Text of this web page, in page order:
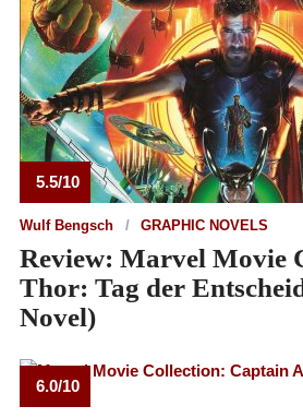
5.5/10
Wulf Bengsch GRAPHIC NOVELS
Review: Marvel Movie
Thor: Tag der
Novel)
6.0/10